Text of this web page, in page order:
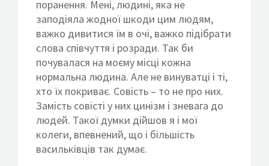
поранення. Мені, людині, яка не
заподіяла жодної шкоди цим людям,
важко дивитися їм в очі, важко підібрати
слова співчуття і розради. Так би
почувалася на моєму місці кожна
нормальна людина. Але не винуватці і ті,
хто їх покриває. Совість – то не про них.
Замість совісті у них цинізм і зневага до
людей. Такої думки дійшов я і мої
колеги, впевнений, що і більшість
васильківців так думає.